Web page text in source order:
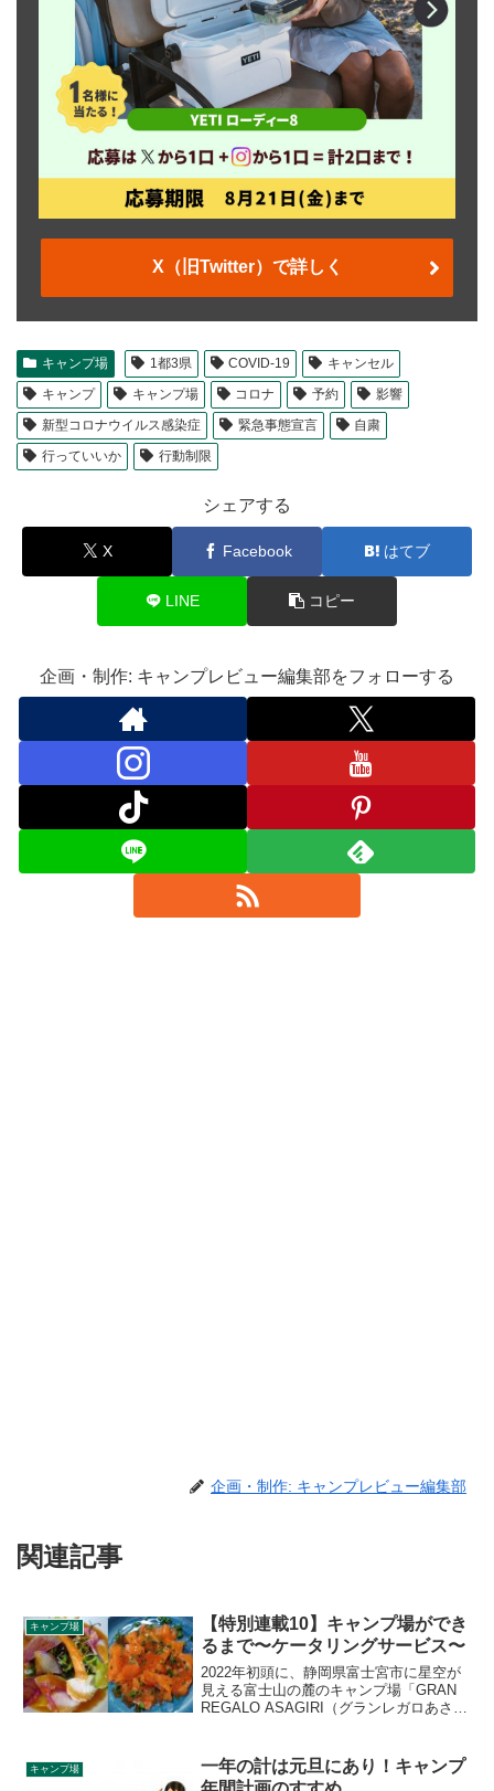
X（旧Twitter）で詳しく
キャンプ場 1都3県 COVID-19
キャンセル
キャンプ
キャンプ場 コロナ 予約
影響
新型コロナウイルス感染症
緊急事態宣言
自粛
行っていいか
行動制限
シェアする
X Facebook はてブ
LINE コピー
企画・制作: キャンプレビュー編集部をフォローする
企画・制作: キャンプレビュー編集部
関連記事
キャンプ場
【特別連載10】キャンプ場ができ
るまで〜ケータリングサービス〜
2022年初頭に、静岡県富士宮市に星空が
見える富士山の麓のキャンプ場「GRAN
REGALO ASAGIRI（グランレガロあさぎ
特別連載という形で密着取材させていた
だくことになりました。連載第10弾は、
キャンプ場
一年の計は元旦にあり！キャンプ